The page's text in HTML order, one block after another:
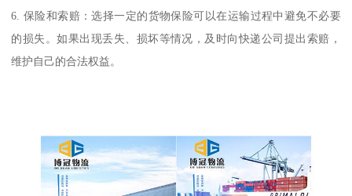
6. 保险和索赔：选择一定的货物保险可以在运输过程中避免不必要
的损失。如果出现丢失、损坏等情况，及时向快递公司提出索赔，
维护自己的合法权益。